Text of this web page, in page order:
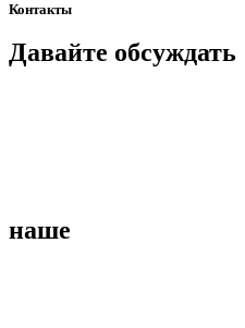
Контакты
Давайте обсуждать
наше